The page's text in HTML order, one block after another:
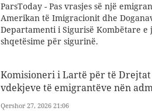
ParsToday - Pas vrasjes së një
Amerikan të Imigracionit dhe
Departamenti i Sigurisë Kombëtare
shqetësime për sigurinë.
Komisioneri i Lartë për të
vdekjeve të emigrantëve nën
Qershor 27, 2026 21:06